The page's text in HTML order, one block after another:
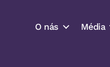
O nás Média